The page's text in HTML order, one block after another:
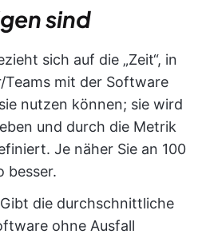
sind
sich auf die „Zeit“, in
Teams mit der Software
nutzen können; sie wird
und durch die Metrik
Je näher Sie an 100
besser.
die durchschnittliche
ohne Ausfall